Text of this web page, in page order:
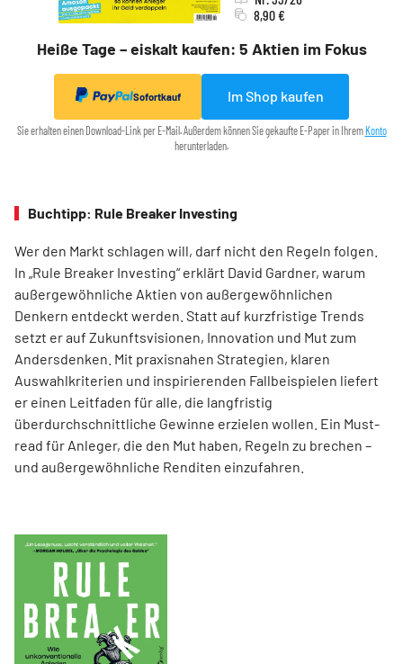
Heiße Tage – eiskalt kaufen: 5 Aktien im Fokus
8,90 €
Sofortkauf Im Shop kaufen
Sie erhalten einen Download-Link per E-Mail. Außerdem können Sie gekaufte E-Paper in IhremKonto
herunterladen.
Buchtipp: Rule Breaker Investing
Wer den Markt schlagen will, darf nicht den Regeln folgen.
In „Rule Breaker Investing“ erklärt David Gardner, warum
außergewöhnliche Aktien von außer­gewöhnlichen
Denkern entdeckt werden. Statt auf kurzfristige Trends
setzt er auf Zukunftsvisionen, Innovation und Mut zum
Andersdenken. Mit praxisnahen Strategien, klaren
Auswahlkriterien und inspirierenden Fallbeispielen liefert
er einen Leit­faden für alle, die langfristig
überdurchschnittliche Gewinne erzielen wollen. Ein Must-
read für Anleger, die den Mut haben, Regeln zu brechen –
und außergewöhnliche Renditen einzufahren.